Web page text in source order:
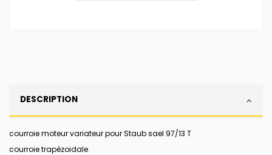
DESCRIPTION
courroie moteur variateur pour Staub sael 97/13 T
courroie trapézoidale